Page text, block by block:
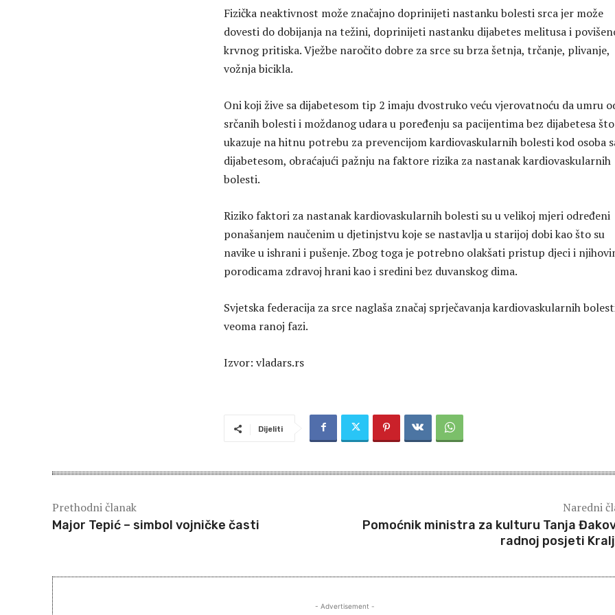
Fizička neaktivnost može značajno doprinijeti nastanku bolesti srca jer može
dovesti do dobijanja na težini, doprinijeti nastanku dijabetes melitusa i
krvnog pritiska. Vježbe naročito dobre za srce su brza šetnja, trčanje, plivanje,
vožnja bicikla.
Oni koji žive sa dijabetesom tip 2 imaju dvostruko veću vjerovatnoću da umru
srčanih bolesti i moždanog udara u poređenju sa pacijentima bez dijabetesa što
ukazuje na hitnu potrebu za prevencijom kardiovaskularnih bolesti kod osoba
dijabetesom, obraćajući pažnju na faktore rizika za nastanak kardiovaskularnih
bolesti.
Riziko faktori za nastanak kardiovaskularnih bolesti su u velikoj mjeri određeni
ponašanjem naučenim u djetinjstvu koje se nastavlja u starijoj dobi kao što su
navike u ishrani i pušenje. Zbog toga je potrebno olakšati pristup djeci i
porodicama zdravoj hrani kao i sredini bez duvanskog dima.
Svjetska federacija za srce naglaša značaj sprječavanja kardiovaskularnih
veoma ranoj fazi.
Izvor: vladars.rs
Dijeliti
Prethodni članak
Major Tepić – simbol vojničke časti
Naredni
Pomoćnik ministra za kulturu Tanja
radnoj posjeti
- Advertisement -